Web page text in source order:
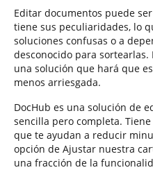
Editar documentos puede
tiene sus peculiaridades, lo
soluciones confusas o a
desconocido para
una solución que hará que
menos arriesgada.
DocHub es una solución de
sencilla pero completa.
que te ayudan a reducir
opción de Ajustar nuestra
una fracción de la